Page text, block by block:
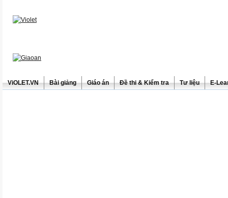
ViOLET.VN Bài giảng Giáo án Đề thi & Kiểm tra Tư liệu E-